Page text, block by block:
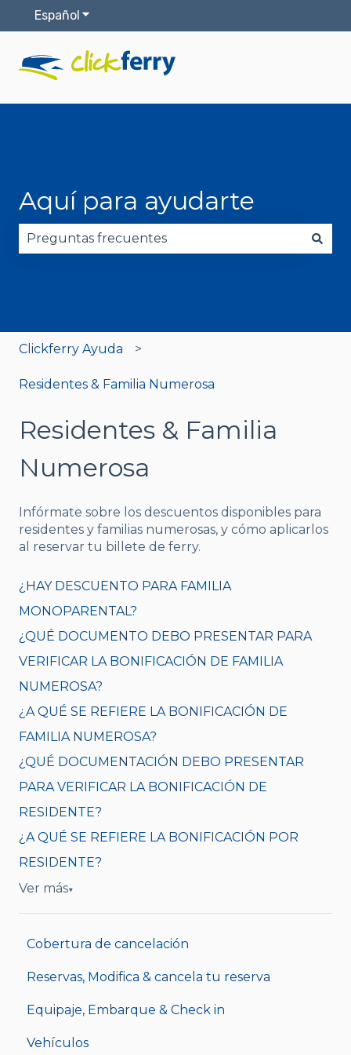
Español Traducciones de Mostrar submenú de
Aquí para ayudarte
Clickferry Ayuda
Residentes & Familia Numerosa
Residentes & Familia
Numerosa
Infórmate sobre los descuentos disponibles para
residentes y familias numerosas, y cómo aplicarlos
al reservar tu billete de ferry.
¿HAY DESCUENTO PARA FAMILIA
MONOPARENTAL?
¿QUÉ DOCUMENTO DEBO PRESENTAR PARA
VERIFICAR LA BONIFICACIÓN DE FAMILIA
NUMEROSA?
¿A QUÉ SE REFIERE LA BONIFICACIÓN DE
FAMILIA NUMEROSA?
¿QUÉ DOCUMENTACIÓN DEBO PRESENTAR
PARA VERIFICAR LA BONIFICACIÓN DE
RESIDENTE?
¿A QUÉ SE REFIERE LA BONIFICACIÓN POR
RESIDENTE?
Ver más▼
Cobertura de cancelación
Reservas, Modifica & cancela tu reserva
Equipaje, Embarque & Check in
Vehículos